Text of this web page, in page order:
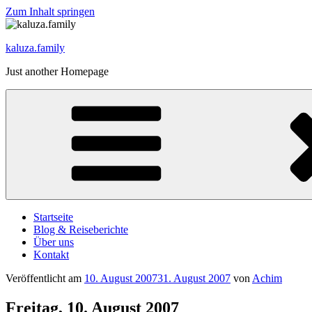
Zum Inhalt springen
kaluza.family
Just another Homepage
Startseite
Blog & Reiseberichte
Über uns
Kontakt
Veröffentlicht am 10. August 200731. August 2007 von Achim
Freitag, 10. August 2007